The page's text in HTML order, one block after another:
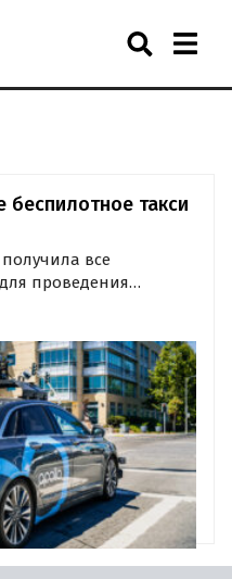
беспилотное такси
все
проведения
Цанчжоу.